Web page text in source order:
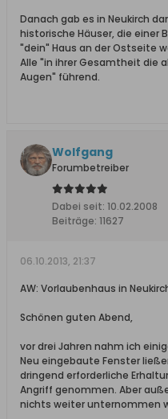
Danach gab es in Neukirch
historische Häuser, die einer
"dein" Haus an der Ostseite
Alle "in ihrer Gesamtheit die
Augen" führend.
Wolfgang
Forumbetreiber
Dabei seit: 10.02.2008
Beiträge: 11627
06.10.2013, 21:37
AW: Vorlaubenhaus in
Schönen guten Abend,
vor drei Jahren nahm ich
Neu eingebaute Fenster
dringend erforderliche
Angriff genommen. Aber
nichts weiter unternommen